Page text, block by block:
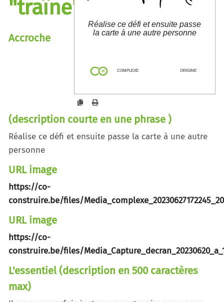
Réalise ce défi et ensuite passe
la carte à une autre personne
COMPLEXE ORIGINE
ncerUnProjetQ
"traîne"
Accroche
(description courte en une phrase )
Réalise ce défi et ensuite passe la carte à une autre
personne
URL image
https://co-
construire.be/files/
URL image
https://co-
construire.be/files/
L'essentiel (description en 500 caractères
max)